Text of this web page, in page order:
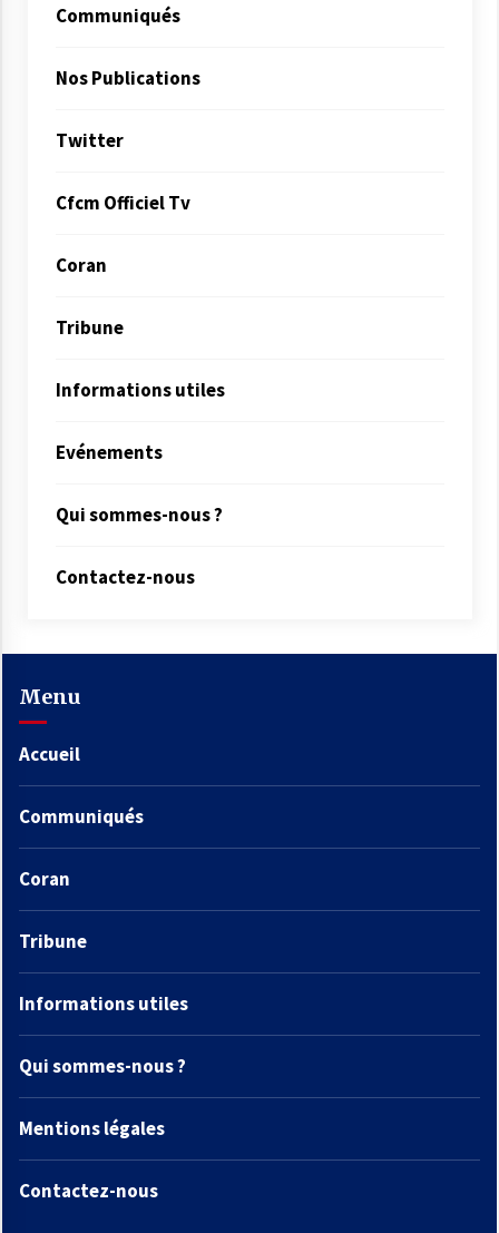
Communiqués
Nos Publications
Twitter
Cfcm Officiel Tv
Coran
Tribune
Informations utiles
Evénements
Qui sommes-nous ?
Contactez-nous
Menu
Accueil
Communiqués
Coran
Tribune
Informations utiles
Qui sommes-nous ?
Mentions légales
Contactez-nous